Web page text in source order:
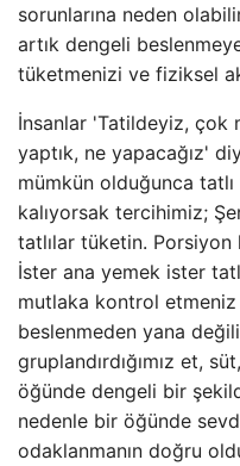
sorunlarına neden
artık dengeli
tüketmenizi ve fiziksel
İnsanlar 'Tatildeyiz, çok
yaptık, ne yapacağız'
mümkün olduğunca
kalıyorsak tercihimiz;
tatlılar tüketin. Porsiyon
İster ana yemek ister
mutlaka kontrol
beslenmeden yana
gruplandırdığımız et,
öğünde dengeli bir
nedenle bir öğünde
odaklanmanın doğru